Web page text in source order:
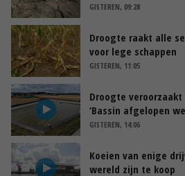
GISTEREN, 09:28
Droogte raakt alle
voor lege schappen
GISTEREN, 11:05
Droogte
‘Bassin afgelopen
GISTEREN, 14:06
Koeien van enige
wereld zijn te koop